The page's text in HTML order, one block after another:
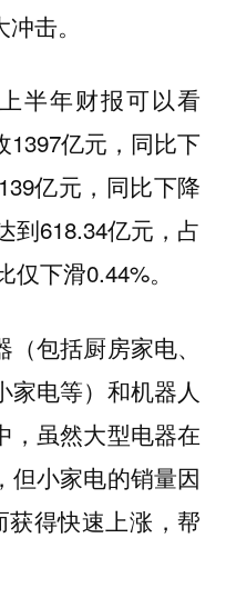
击。
半年财报可以看
亿元，同比下
亿元，同比下降
到618.34亿元，占
下滑0.44%。
包括厨房家电、
家电等）和机器人
，虽然大型电器在
但小家电的销量因
获得快速上涨，帮